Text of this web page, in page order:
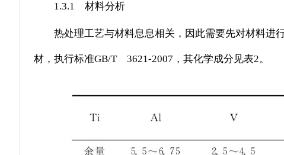
1.3.1 材料分析
热处理工艺与材料息息相关，因此需要先对材料进
材，执行标准GB/T 3621-2007，其化学成分见表2。